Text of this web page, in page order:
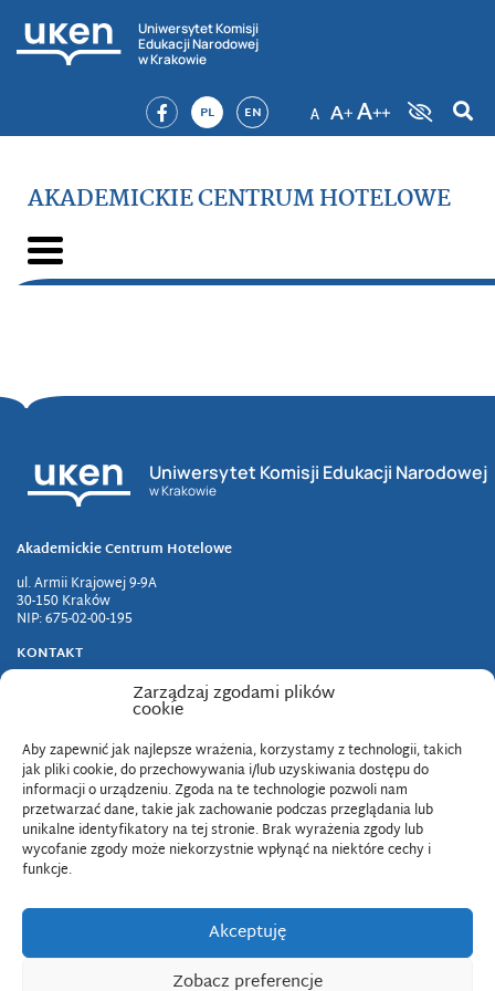
Zarządzaj zgodami plików
cookie
Aby zapewnić jak najlepsze wrażenia, korzystamy z technologii, takich
jak pliki cookie, do przechowywania i/lub uzyskiwania dostępu do
informacji o urządzeniu. Zgoda na te technologie pozwoli nam
przetwarzać dane, takie jak zachowanie podczas przeglądania lub
unikalne identyfikatory na tej stronie. Brak wyrażenia zgody lub
wycofanie zgody może niekorzystnie wpłynąć na niektóre cechy i
funkcje.
Akceptuję
Zobacz preferencje
Uniwersytet Komisji
Edukacji Narodowej
w Krakowie
PL EN
AKADEMICKIE CENTRUM HOTELOWE
Uniwersytet Komisji Edukacji Narodowej
w Krakowie
Akademickie Centrum Hotelowe
ul. Armii Krajowej 9-9A
30-150 Kraków
NIP: 675-02-00-195
KONTAKT
tel +48 12 662 6452
fax +48 12 662 6453
Biuletyn Informacji Publicznej
Deklaracja dostępności cyfrowej
Klauzula RODO